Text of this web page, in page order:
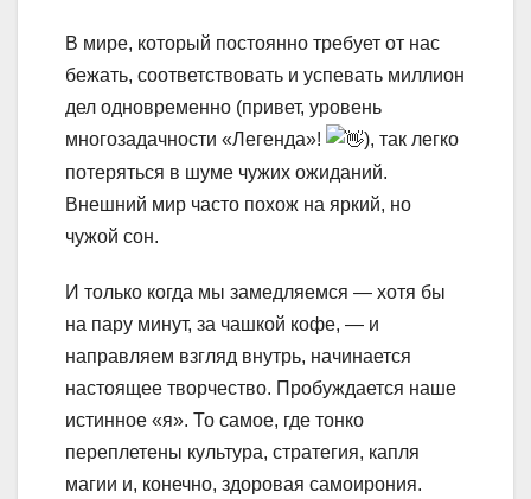
В мире, который постоянно требует от нас
бежать, соответствовать и успевать миллион
дел одновременно (привет, уровень
многозадачности «Легенда»!
), так легко
потеряться в шуме чужих ожиданий.
Внешний мир часто похож на яркий, но
чужой сон.
И только когда мы замедляемся — хотя бы
на пару минут, за чашкой кофе, — и
направляем взгляд внутрь, начинается
настоящее творчество. Пробуждается наше
истинное «я». То самое, где тонко
переплетены культура, стратегия, капля
магии и, конечно, здоровая самоирония.